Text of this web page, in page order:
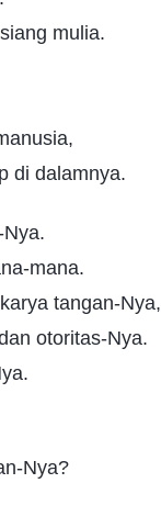
mulia.
di dalamnya.
mana.
tangan-Nya,
otoritas-Nya.
Nya?